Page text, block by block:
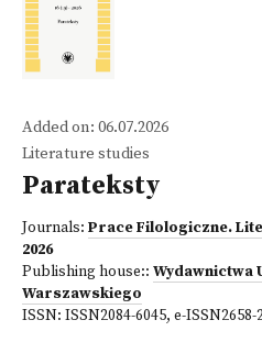
Added on: 06.07.2026
Literature studies
Parateksty
Journals: Prace Filologiczne.
2026
Publishing house:: Wydawnictwa
Warszawskiego
ISSN: ISSN2084-6045, e-ISSN2658-